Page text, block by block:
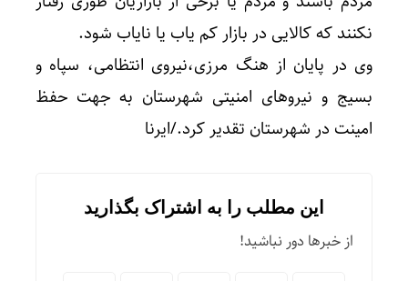
نکنند که کالایی در بازار کم یاب یا نایاب شود.
وی در پایان از هنگ مرزی،نیروی انتظامی، سپاه و
بسیج و نیروهای امنیتی شهرستان به جهت حفظ
امینت در شهرستان تقدیر کرد./ایرنا
این مطلب را به اشتراک بگذارید
از خبرها دور نباشید!